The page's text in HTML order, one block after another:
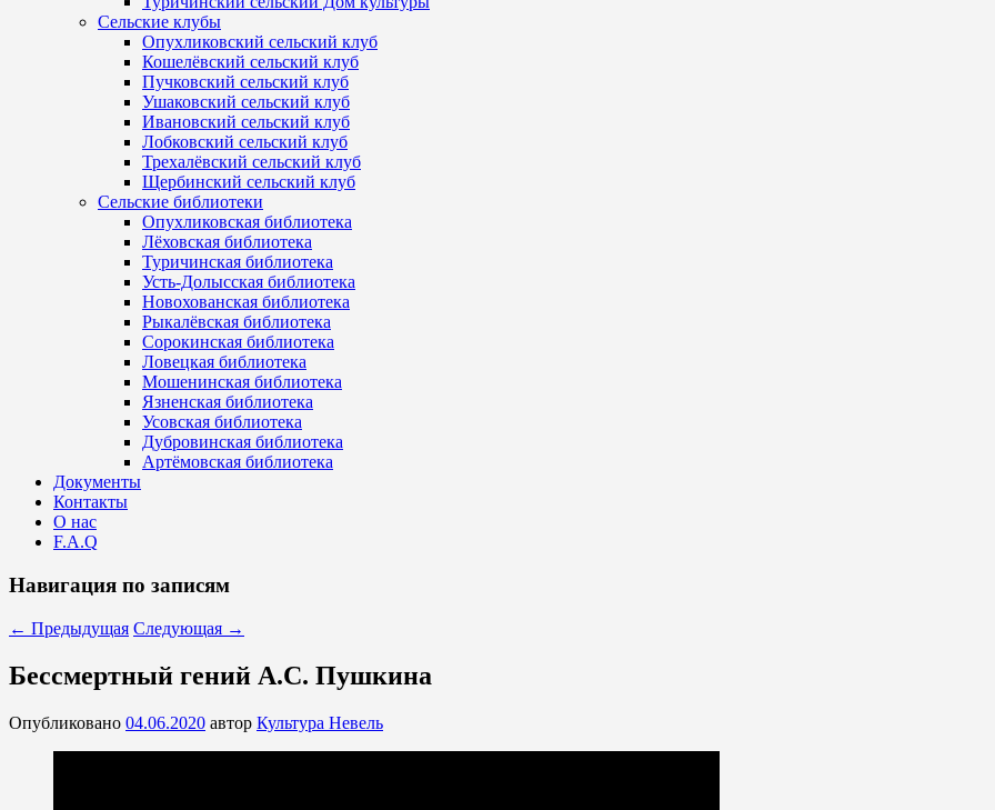
Сельские клубы
Опухликовский сельский клуб
Кошелёвский сельский клуб
Пучковский сельский клуб
Ушаковский сельский клуб
Ивановский сельский клуб
Лобковский сельский клуб
Трехалёвский сельский клуб
Щербинский сельский клуб
Сельские библиотеки
Опухликовская библиотека
Лёховская библиотека
Туричинская библиотека
Усть-Долысская библиотека
Новохованская библиотека
Рыкалёвская библиотека
Сорокинская библиотека
Ловецкая библиотека
Мошенинская библиотека
Язненская библиотека
Усовская библиотека
Дубровинская библиотека
Артёмовская библиотека
Документы
Контакты
О нас
F.A.Q
Навигация по записям
← Предыдущая Следующая →
Бессмертный гений А.С. Пушкина
Опубликовано 04.06.2020 автор Культура Невель